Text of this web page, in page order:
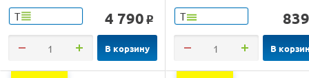
Т 4 790 o
В корзину
Т 839
В